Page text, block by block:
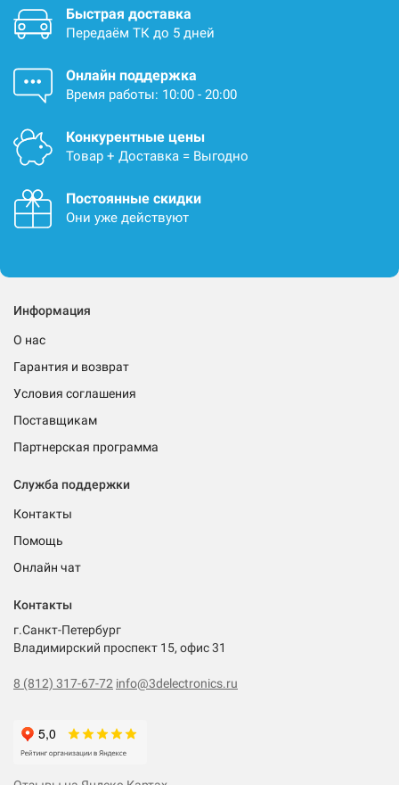
Быстрая доставка
Передаём ТК до 5 дней
Онлайн поддержка
Время работы: 10:00 - 20:00
Конкурентные цены
Товар + Доставка = Выгодно
Постоянные скидки
Они уже действуют
Информация
О нас
Гарантия и возврат
Условия соглашения
Поставщикам
Партнерская программа
Служба поддержки
Контакты
Помощь
Онлайн чат
Контакты
г.Санкт-Петербург
Владимирский проспект 15, офис 31
8 (812) 317-67-72 info@3delectronics.ru